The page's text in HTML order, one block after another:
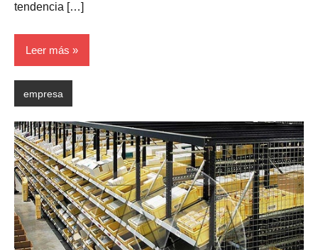
tendencia […]
Leer más
empresa